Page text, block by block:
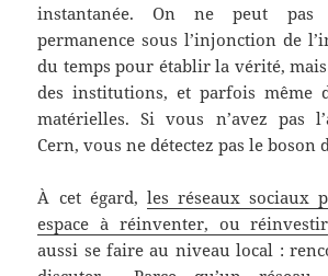
instantanée. On ne peut
permanence sous l’injonction de
du temps pour établir la vérité,
des institutions, et parfois même
matérielles. Si vous n’avez pas
Cern, vous ne détectez pas le boson
À cet égard, les réseaux sociaux
espace à réinventer, ou réinvestir
aussi se faire au niveau local :